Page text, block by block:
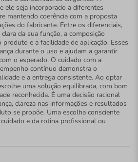
ele seja incorporado a diferentes
mantendo coerência com a proposta
do fabricante. Entre os diferenciais,
da sua função, a composição
e a facilidade de aplicação. Esses
durante o uso e ajudam a garantir
o esperado. O cuidado com a
contínuo demonstra o
e a entrega consistente. Ao optar
uma solução equilibrada, com bom
reconhecida. É uma decisão racional
clareza nas informações e resultados
se propõe. Uma escolha consciente
e da rotina profissional ou